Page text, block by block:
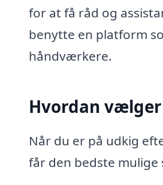
for at få råd og
benytte en platform
håndværkere.
Hvordan
Når du er på udkig
får den bedste